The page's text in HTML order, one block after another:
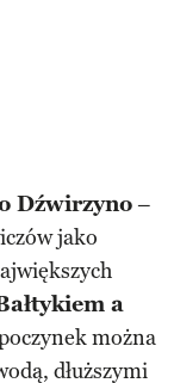
Dźwirzyno–
jako
a
można
dłuższymi